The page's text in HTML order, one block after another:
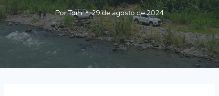
PorTom 29 de agosto de 2024